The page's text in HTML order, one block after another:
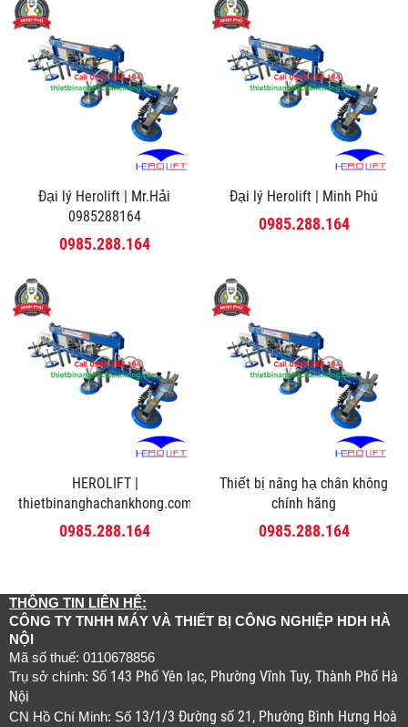
Đại lý Herolift | Mr.Hải
0985288164
0985.288.164
Đại lý Herolift | Minh Phú
0985.288.164
HEROLIFT |
thietbinanghachankhong.com
0985.288.164
Thiết bị nâng hạ chân không
chính hãng
0985.288.164
THÔNG TIN LIÊN HỆ:
CÔNG TY TNHH MÁY VÀ THIẾT BỊ CÔNG NGHIỆP HDH HÀ
NỘI
Mã số thuế: 0110678856
Trụ sở chính: Số 143 Phố Yên lạc, Phường Vĩnh Tuy, Thành Phố Hà
Nội
CN Hồ Chí Minh: Số 13/1/3 Đường số 21, Phường Bình Hưng Hoà